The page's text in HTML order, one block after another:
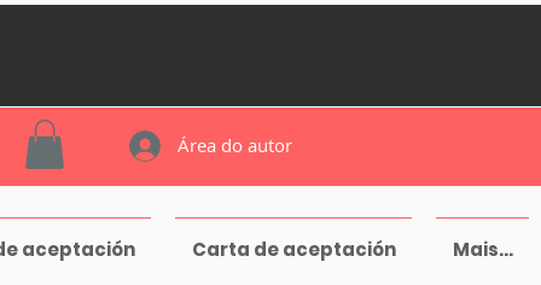
Área do autor
aceptación Carta de aceptación Mais...